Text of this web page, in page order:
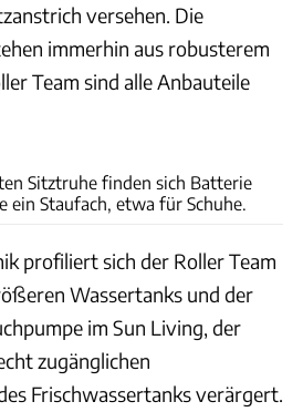
versehen. Die
immerhin aus robusterem
Team sind alle Anbauteile
Sitztruhe finden sich Batterie
ein Staufach, etwa für Schuhe.
profiliert sich der Roller Team
Wassertanks und der
im Sun Living, der
zugänglichen
Frischwassertanks verärgert.